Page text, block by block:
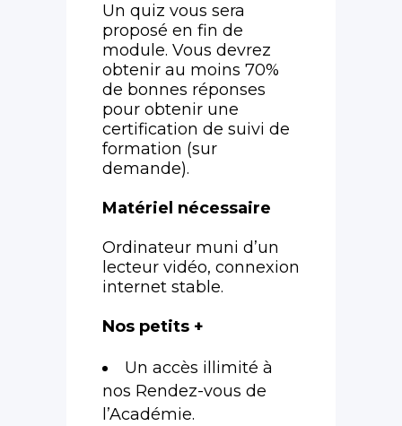
Un quiz vous sera
proposé en fin de
module. Vous devrez
obtenir au moins 70%
de bonnes réponses
pour obtenir une
certification de suivi de
formation (sur
demande).
Matériel nécessaire
Ordinateur muni d’un
lecteur vidéo, connexion
internet stable.
Nos petits +
Un accès illimité à
nos Rendez-vous de
l’Académie.